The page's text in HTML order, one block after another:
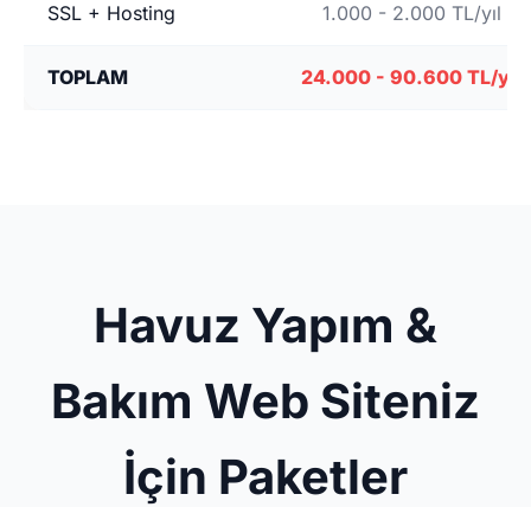
SSL + Hosting 1.000 - 2.000 TL/yıl
TOPLAM 24.000 - 90.600 TL/yıl
Havuz Yapım &
Bakım Web Siteniz
İçin Paketler